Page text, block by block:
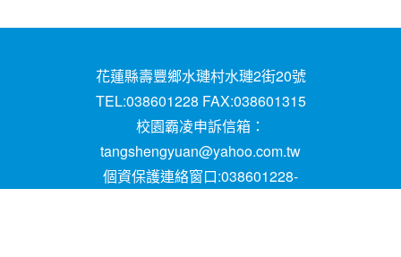
花蓮縣壽豐鄉水璉村水璉2街20號
TEL:038601228 FAX:038601315
校園霸凌申訴信箱：
tangshengyuan@yahoo.com.tw
個資保護連絡窗口:038601228-